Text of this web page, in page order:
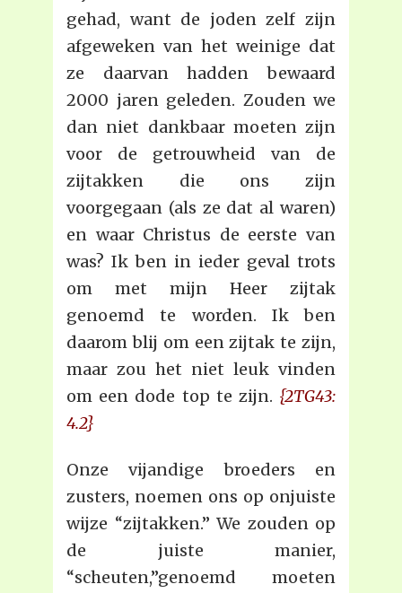
gehad, want de joden zelf zijn
afgeweken van het weinige dat
ze daarvan hadden bewaard
2000 jaren geleden. Zouden we
dan niet dankbaar moeten zijn
voor de getrouwheid van de
zijtakken die ons zijn
voorgegaan (als ze dat al waren)
en waar Christus de eerste van
was? Ik ben in ieder geval trots
om met mijn Heer zijtak
genoemd te worden. Ik ben
daarom blij om een zijtak te zijn,
maar zou het niet leuk vinden
om een dode top te zijn. {2TG43:
4.2}
Onze vijandige broeders en
zusters, noemen ons op onjuiste
wijze “zijtakken.” We zouden op
de juiste manier,
“scheuten,”genoemd moeten